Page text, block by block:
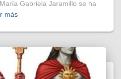
Gabriela Jaramillo se ha
más